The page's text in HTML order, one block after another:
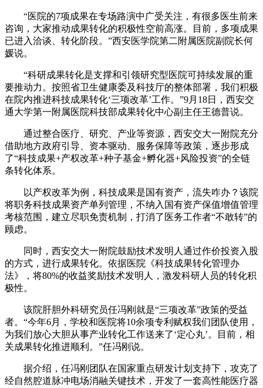
“医院的7项成果在专场路演中广受关注，有很多医生前来
咨询，大家推动成果转化的积极性空前高涨。目前，多项成果
已进入洽谈、转化阶段。”西安医学院第二附属医院副院长何
媛说。
“科研成果转化是支撑和引领研究型医院可持续发展的重
要推动力。按照省卫生健康委及科技厅的整体部署，我们积极
在院内推进科技成果转化‘三项改革’工作。”9月18日，西安交
通大学第一附属医院科技部成果转化中心副主任王德普说。
通过整合医疗、研究、产业等资源，西安交大一附院充分
借助地方政府引导、资本驱动、服务保障等政策，逐步形成
了“科技成果+产权改革+种子基金+孵化器+风险投资”的全链
条转化体系。
以产权改革为例，科技成果是国有资产，流失咋办？该院
将职务科技成果资产单列管理，不纳入国有资产保值增值管理
考核范围，建立尽职免责机制，打消了医务工作者“不敢转”的
顾虑。
同时，西安交大一附院鼓励技术发明人通过作价投资入股
的方式，进行成果转化。依据医院《科技成果转化管理办
法》，将80%的收益奖励技术发明人，激发科研人员的转化积
极性。
该院肝胆外科研究员任冯刚就是“三项改革”政策的受益
者。“今年6月，学校和医院将10余项专利赋权我们团队使用，
为我们放心大胆从事产业转化工作送来了‘定心丸’。目前，相
关成果转化推进顺利。”任冯刚说。
据介绍，任冯刚团队在国家重点研发计划支持下，攻克了
经自然腔道脉冲电场消融关键技术，开发了一套高性能医疗器